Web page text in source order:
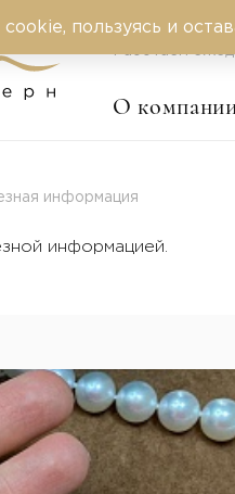
О
информация
информацией.
пользуясь и